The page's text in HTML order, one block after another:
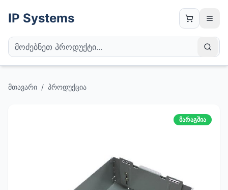
IP Systems
მთავარი / პროდუქცია
მარაგშია